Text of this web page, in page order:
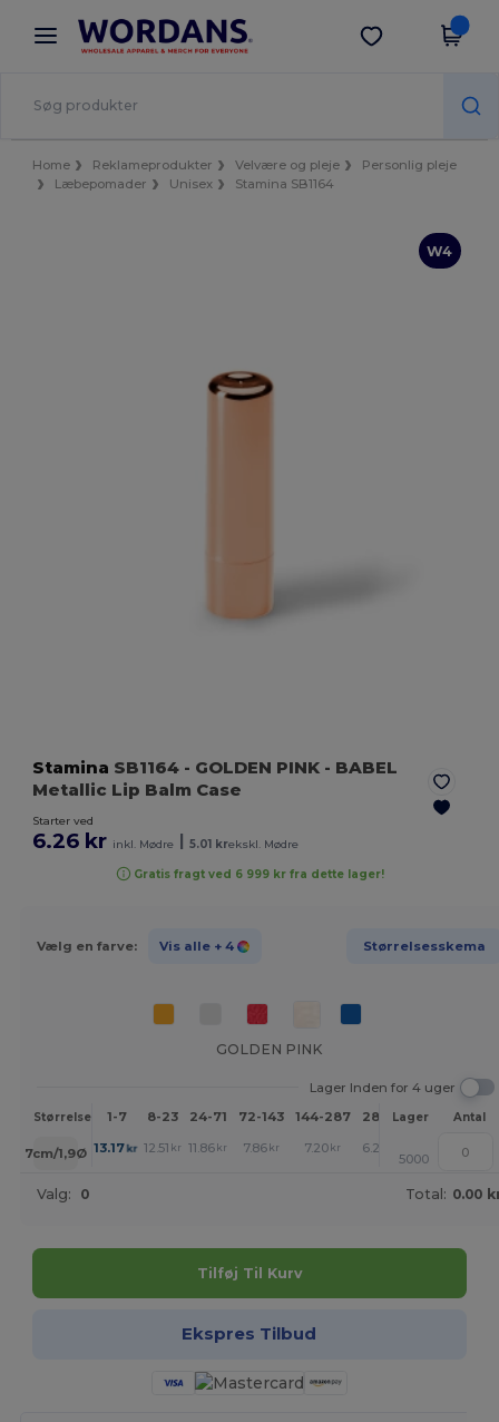
× Wordans-app
Bedre priser i appen!
Hent app
Home Reklameprodukter Velvære og pleje
Personlig pleje
Læbepomader
Unisex Stamina SB1164
W4
Stamina SB1164 - GOLDEN PINK - BABEL
Metallic Lip Balm Case
Starter ved
6.26 kr inkl. Mødre 5.01 krekskl. Mødre
Gratis fragt ved 6 999 kr fra dette lager!
Vælg en farve: Vis alle + 4 Størrelsesskema
GOLDEN PINK
Lager Inden for 4 uger
Størrelse 1-7 8-23 24-71 72-143 144-287 288 + Mere
Lager Antal
7cm/1,9Ø 13.17kr 12.51 kr 11.86 kr 7.86 kr 7.20 kr 6.26 +
5000
Valg: 0 Total: 0.00
Tilføj Til Kurv
Ekspres Tilbud